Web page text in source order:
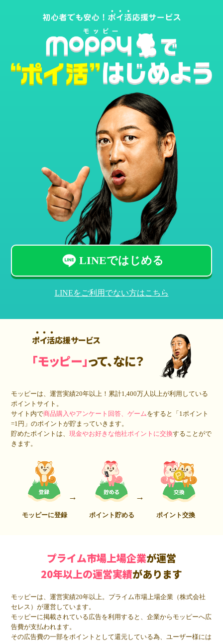
LINEではじめる
LINEをご利用でない方はこちら
ポイ活応援サービス
「モッピー」って、なに？
モッピーは、運営実績20年以上！累計1,400万人 以上が利用している
ポイントサイト。
サイト内で商品購入やアンケート回答、ゲームをすると「1ポイント
=1円」のポイントが貯まっていきます。
貯めたポイントは、現金やお好きな他社ポイントに交換することがで
きます。
モッピーに登録 ポイント貯める ポイント交換
プライム市場上場企業が運営
20年以上の運営実績があります
モッピーは、運営実績20年以上。プライム市場上場企業（株式会社
セレス）が運営しています。
モッピーに掲載されている広告を利用すると、企業からモッピーへ広
告費が支払われます。
その広告費の一部をポイントとして還元している為、ユーザー様には